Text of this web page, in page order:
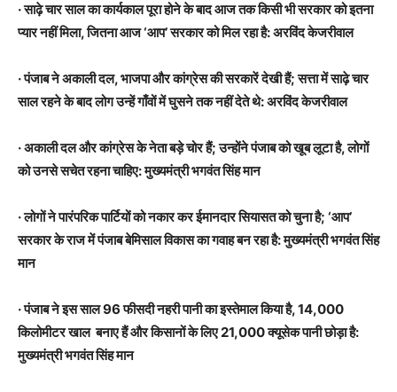
· साढ़े चार साल का कार्यकाल पूरा होने के बाद आज तक किसी भी सरकार को इतना
प्यार नहीं मिला, जितना आज ‘आप’ सरकार को मिल रहा है: अरविंद केजरीवाल
· पंजाब ने अकाली दल, भाजपा और कांग्रेस की सरकारें देखी हैं; सत्ता में साढ़े चार
साल रहने के बाद लोग उन्हें गाँवों में घुसने तक नहीं देते थे: अरविंद केजरीवाल
· अकाली दल और कांग्रेस के नेता बड़े चोर हैं; उन्होंने पंजाब को खूब लूटा है, लोगों
को उनसे सचेत रहना चाहिए: मुख्यमंत्री भगवंत सिंह मान
· लोगों ने पारंपरिक पार्टियों को नकार कर ईमानदार सियासत को चुना है; ‘आप’
सरकार के राज में पंजाब बेमिसाल विकास का गवाह बन रहा है: मुख्यमंत्री भगवंत सिंह
मान
· पंजाब ने इस साल 96 फीसदी नहरी पानी का इस्तेमाल किया है, 14,000
किलोमीटर खाल बनाए हैं और किसानों के लिए 21,000 क्यूसेक पानी छोड़ा है:
मुख्यमंत्री भगवंत सिंह मान